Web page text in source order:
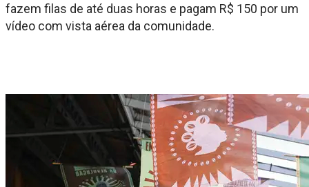
fazem filas de até duas horas e pagam R$ 150 por um
vídeo com vista aérea da comunidade.